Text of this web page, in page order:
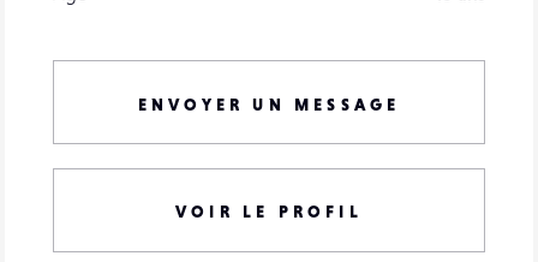
ENVOYER UN MESSAGE
VOIR LE PROFIL